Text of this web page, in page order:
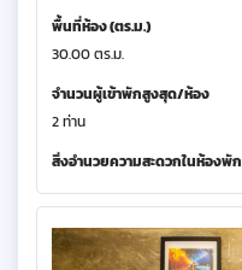
พื้นที่ห้อง (ตร.ม.)
30.00 ตร.ม.
จำนวนผู้เข้าพักสูงสุด/ห้อง
2 ท่าน
สิ่งอำนวยความสะดวกในห้องพัก